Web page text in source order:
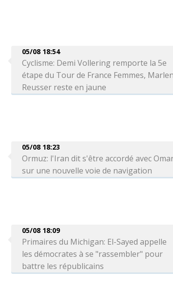
05/08 18:54
Cyclisme: Demi Vollering remporte la 5e
étape du Tour de France Femmes,
Reusser reste en jaune
05/08 18:23
Ormuz: l'Iran dit s'être accordé avec
sur une nouvelle voie de navigation
05/08 18:09
Primaires du Michigan: El-Sayed appelle
les démocrates à se "rassembler" pour
battre les républicains